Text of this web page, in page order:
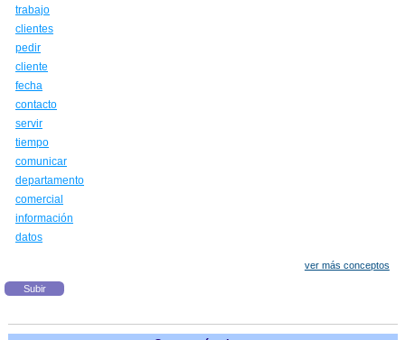
trabajo
clientes
pedir
cliente
fecha
contacto
servir
tiempo
comunicar
departamento
comercial
información
datos
ver más conceptos
Subir